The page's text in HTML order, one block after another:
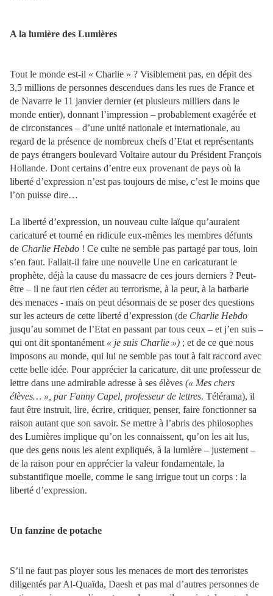
A la lumière des Lumières
Tout le monde est-il « Charlie » ? Visiblement pas, en dépit des
3,5 millions de personnes descendues dans les rues de France et
de Navarre le 11 janvier dernier (et plusieurs milliers dans le
monde entier), donnant l’impression – probablement exagérée et
de circonstances – d’une unité nationale et internationale, au
regard de la présence de nombreux chefs d’Etat et représentants
de pays étrangers boulevard Voltaire autour du Président François
Hollande. Dont certains d’entre eux provenant de pays où la
liberté d’expression n’est pas toujours de mise, c’est le moins que
l’on puisse dire…
La liberté d’expression, un nouveau culte laïque qu’auraient
caricaturé et tourné en ridicule eux-mêmes les membres défunts
de Charlie Hebdo ! Ce culte ne semble pas partagé par tous, loin
s’en faut. Fallait-il faire une nouvelle Une en caricaturant le
prophète, déjà la cause du massacre de ces jours derniers ? Peut-
être – il ne faut rien céder au terrorisme, à la peur, à la barbarie
des menaces - mais on peut désormais de se poser des questions
sur les acteurs de cette liberté d’expression (de Charlie Hebdo
jusqu’au sommet de l’Etat en passant par tous ceux – et j’en suis –
qui ont dit spontanément « je suis Charlie ») ; et de ce que nous
imposons au monde, qui lui ne semble pas tout à fait raccord avec
cette belle idée. Pour apprécier la caricature, dit une professeur de
lettre dans une admirable adresse à ses élèves (« Mes chers
élèves… », par Fanny Capel, professeur de lettres. Télérama), il
faut être instruit, lire, écrire, critiquer, penser, faire fonctionner sa
raison autant que son savoir. Se mettre à l’abris des philosophes
des Lumières implique qu’on les connaissent, qu’on les ait lus,
que des gens nous les aient expliqués, à la lumière – justement –
de la raison pour en apprécier la valeur fondamentale, la
substantifique moelle, comme le sang irrigue tout un corps : la
liberté d’expression.
Un fanzine de potache
S’il ne faut pas ployer sous les menaces de mort des terroristes
diligentés par Al-Quaïda, Daesh et pas mal d’autres personnes de